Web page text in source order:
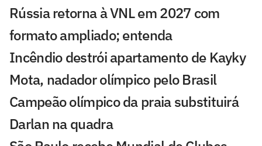
Rússia retorna à VNL em 2027 com
formato ampliado; entenda
Incêndio destrói apartamento de Kayky
Mota, nadador olímpico pelo Brasil
Campeão olímpico da praia substituirá
Darlan na quadra